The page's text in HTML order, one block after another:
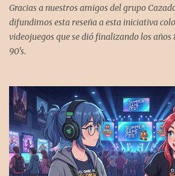
https://anchor.fm/s/10d1f3318/podcast/rss
Gracias a nuestros amigos del grupo
difundimos esta reseña a esta iniciativa
videojuegos que se dió finalizando los años
90's.